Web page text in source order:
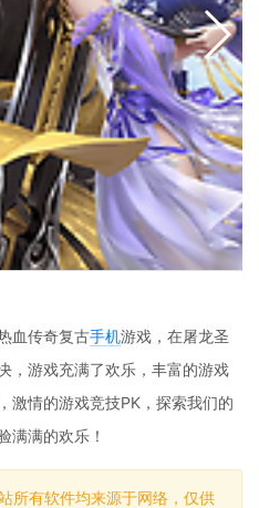
血传奇复古手机游戏，在屠龙圣
，游戏充满了欢乐，丰富的游戏
激情的游戏竞技PK，探索我们的
满满的欢乐！
所有软件均来源于网络，仅供